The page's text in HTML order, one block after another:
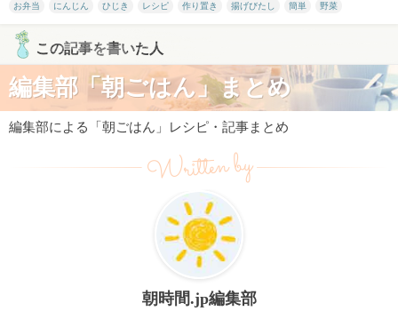
お弁当 にんじん ひじき レシピ 作り置き 揚げびたし 簡単 野菜
この記事を書いた人
編集部「朝ごはん」まとめ
編集部による「朝ごはん」レシピ・記事まとめ
Written by
朝時間.jp編集部